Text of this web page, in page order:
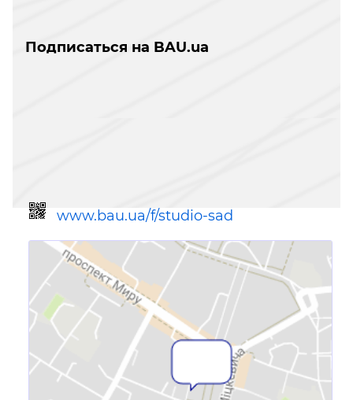
Подписаться на BAU.ua
www.bau.ua/f/studio-sad
Ссылка для мобильных устройств